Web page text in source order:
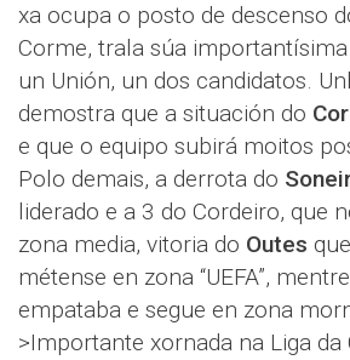
xa ocupa o posto de descenso
Corme, trala súa
un Unión, un dos candidatos.
demostra que a situación do
e que o equipo subirá moitos
Polo demais, a derrota do
liderado e a 3 do Cordeiro, que
zona media, vitoria do Outes
métense en zona “UEFA”,
empataba e segue en zona
>Importante xornada na Liga da